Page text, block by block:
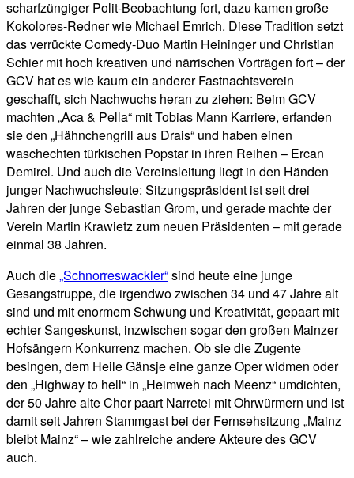
scharfzüngiger Polit-Beobachtung fort, dazu kamen große
Kokolores-Redner wie Michael Emrich. Diese Tradition setzt
das verrückte Comedy-Duo Martin Heininger und Christian
Schier mit hoch kreativen und närrischen Vorträgen fort – der
GCV hat es wie kaum ein anderer Fastnachtsverein
geschafft, sich Nachwuchs heran zu ziehen: Beim GCV
machten „Aca & Pella“ mit Tobias Mann Karriere, erfanden
sie den „Hähnchengrill aus Drais“ und haben einen
waschechten türkischen Popstar in ihren Reihen – Ercan
Demirel. Und auch die Vereinsleitung liegt in den Händen
junger Nachwuchsleute: Sitzungspräsident ist seit drei
Jahren der junge Sebastian Grom, und gerade machte der
Verein Martin Krawietz zum neuen Präsidenten – mit gerade
einmal 38 Jahren.
Auch die„Schnorreswackler“sind heute eine junge
Gesangstruppe, die irgendwo zwischen 34 und 47 Jahre alt
sind und mit enormem Schwung und Kreativität, gepaart mit
echter Sangeskunst, inzwischen sogar den großen Mainzer
Hofsängern Konkurrenz machen. Ob sie die Zugente
besingen, dem Heile Gänsje eine ganze Oper widmen oder
den „Highway to hell“ in „Heimweh nach Meenz“ umdichten,
der 50 Jahre alte Chor paart Narretei mit Ohrwürmern und ist
damit seit Jahren Stammgast bei der Fernsehsitzung „Mainz
bleibt Mainz“ – wie zahlreiche andere Akteure des GCV
auch.